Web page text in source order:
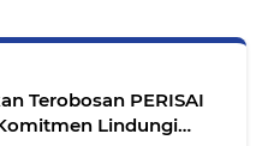
Terobosan PERISAI
Lindungi